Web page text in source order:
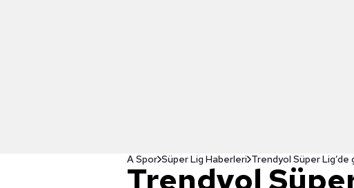
A Spor Süper Lig Haberleri Trendyol Süper Lig’de
Trendyol